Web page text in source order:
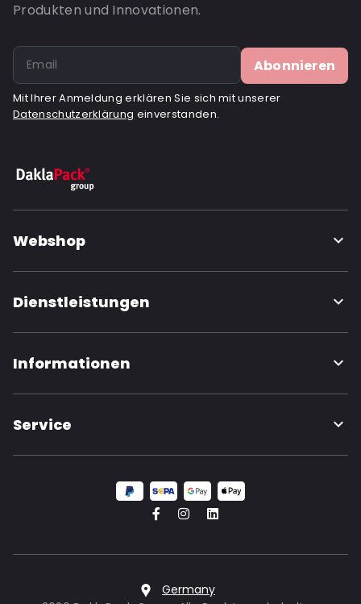
Produkten und Innovationen.
Abonnieren
Mit Ihrer Anmeldung erklären Sie sich mit unserer
Datenschutzerklärung einverstanden.
Webshop
Dienstleistungen
Informationen
Service
Germany